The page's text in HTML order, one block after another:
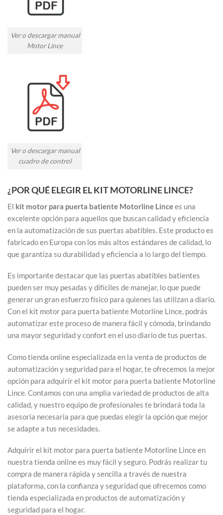
Ver o descargar manual
Motor Lince
Ver o descargar manual
cuadro de control
¿POR QUÉ ELEGIR EL KIT MOTORLINE LINCE?
El kit motor para puerta batiente Motorline Lincees una
excelente opción para aquellos que buscan calidad y eficiencia
en la automatización de sus puertas abatibles. Este producto es
fabricado en Europa con los más altos estándares de calidad, lo
que garantiza su durabilidad y eficiencia a lo largo del tiempo.
Es importante destacar que las puertas abatibles batientes
pueden ser muy pesadas y difíciles de manejar, lo que puede
generar un gran esfuerzo físico para quienes las utilizan a diario.
Con el kit motor para puerta batiente Motorline Lince, podrás
automatizar este proceso de manera fácil y cómoda, brindando
una mayor seguridad y confort en el uso diario de tus puertas.
Como tienda online especializada en la venta de productos de
automatización y seguridad para el hogar, te ofrecemos la mejor
opción para adquirir el kit motor para puerta batiente Motorline
Lince. Contamos con una amplia variedad de productos de alta
calidad, y nuestro equipo de profesionales te brindará toda la
asesoría necesaria para que puedas elegir la opción que mejor
se adapte a tus necesidades.
Adquirir el kit motor para puerta batiente Motorline Lince en
nuestra tienda online es muy fácil y seguro. Podrás realizar tu
compra de manera rápida y sencilla a través de nuestra
plataforma, con la confianza y seguridad que ofrecemos como
tienda especializada en productos de automatización y
seguridad para el hogar.